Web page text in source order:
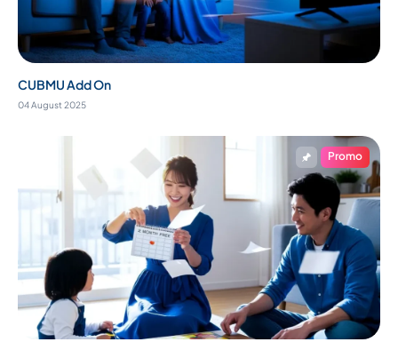
CUBMU Add On
04 August 2025
Promo